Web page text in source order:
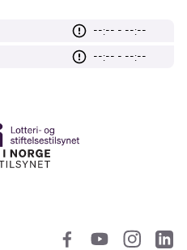
--:-- - --:--
--:-- - --:--